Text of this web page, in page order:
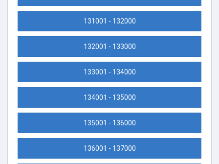
131001 - 132000
132001 - 133000
133001 - 134000
134001 - 135000
135001 - 136000
136001 - 137000